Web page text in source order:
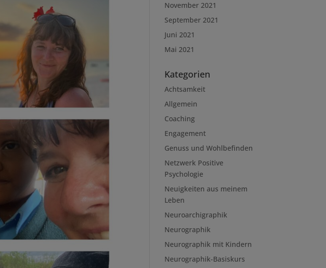
November 2021
September 2021
Juni 2021
Mai 2021
Kategorien
Achtsamkeit
Allgemein
Coaching
Engagement
Genuss und Wohlbefinden
Netzwerk Positive
Psychologie
Neuigkeiten aus meinem
Leben
Neuroarchigraphik
Neurographik
Neurographik mit Kindern
Neurographik-Basiskurs